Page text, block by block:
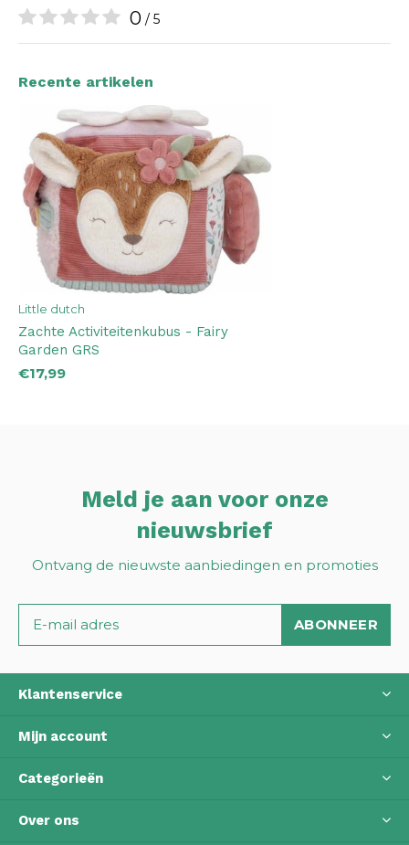
0 / 5
Recente artikelen
Little dutch
Zachte Activiteitenkubus - Fairy
Garden GRS
€17,99
Meld je aan voor onze
nieuwsbrief
Ontvang de nieuwste aanbiedingen en promoties
ABONNEER
Klantenservice
Mijn account
Categorieën
Over ons